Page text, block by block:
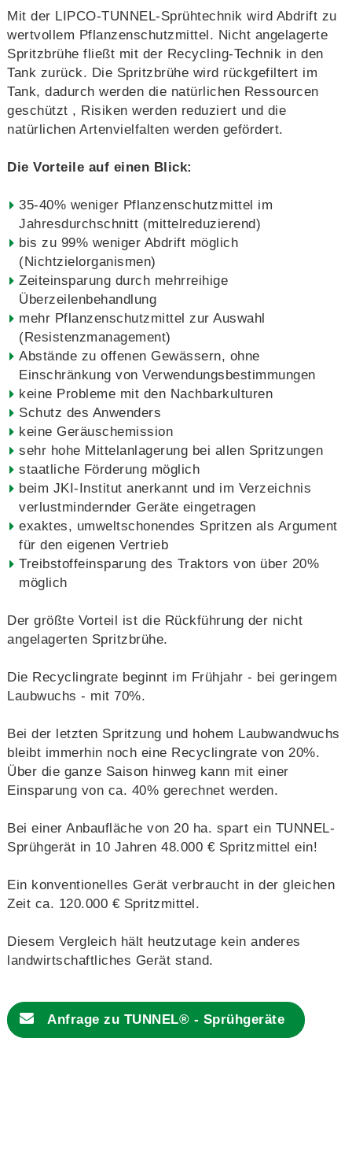
Mit der LIPCO-TUNNEL-Sprühtechnik wird Abdrift zu
wertvollem Pflanzenschutzmittel. Nicht angelagerte
Spritzbrühe fließt mit der Recycling-Technik in den
Tank zurück. Die Spritzbrühe wird rückgefiltert im
Tank, dadurch werden die natürlichen Ressourcen
geschützt , Risiken werden reduziert und die
natürlichen Artenvielfalten werden gefördert.
Die Vorteile auf einen Blick:
35-40% weniger Pflanzenschutzmittel im
Jahresdurchschnitt (mittelreduzierend)
bis zu 99% weniger Abdrift möglich
(Nichtzielorganismen)
Zeiteinsparung durch mehrreihige
Überzeilenbehandlung
mehr Pflanzenschutzmittel zur Auswahl
(Resistenzmanagement)
Abstände zu offenen Gewässern, ohne
Einschränkung von Verwendungsbestimmungen
keine Probleme mit den Nachbarkulturen
Schutz des Anwenders
keine Geräuschemission
sehr hohe Mittelanlagerung bei allen Spritzungen
staatliche Förderung möglich
beim JKI-Institut anerkannt und im Verzeichnis
verlustmindernder Geräte eingetragen
exaktes, umweltschonendes Spritzen als Argument
für den eigenen Vertrieb
Treibstoffeinsparung des Traktors von über 20%
möglich
Der größte Vorteil ist die Rückführung der nicht
angelagerten Spritzbrühe.
Die Recyclingrate beginnt im Frühjahr - bei geringem
Laubwuchs - mit 70%.
Bei der letzten Spritzung und hohem Laubwandwuchs
bleibt immerhin noch eine Recyclingrate von 20%.
Über die ganze Saison hinweg kann mit einer
Einsparung von ca. 40% gerechnet werden.
Bei einer Anbaufläche von 20 ha. spart ein TUNNEL-
Sprühgerät in 10 Jahren 48.000 € Spritzmittel ein!
Ein konventionelles Gerät verbraucht in der gleichen
Zeit ca. 120.000 € Spritzmittel.
Diesem Vergleich hält heutzutage kein anderes
landwirtschaftliches Gerät stand.
Anfrage zu TUNNEL® - Sprühgeräte